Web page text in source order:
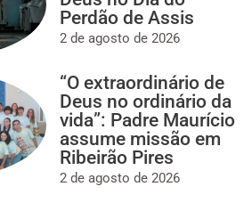
Perdão de Assis
2 de agosto de 2026
“O extraordinário de
Deus no ordinário da
vida”: Padre Maurício
assume missão em
Ribeirão Pires
2 de agosto de 2026